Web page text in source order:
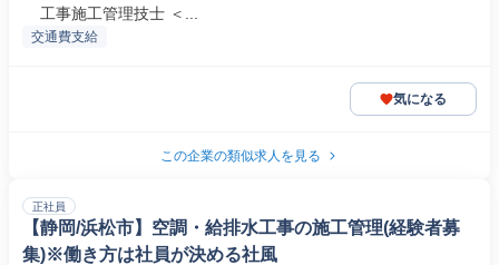
工事施工管理技士 ＜...
交通費支給
気になる
この企業の類似求人を見る
正社員
【静岡/浜松市】空調・給排水工事の施工管理(経験者募
集)※働き方は社員が決める社風